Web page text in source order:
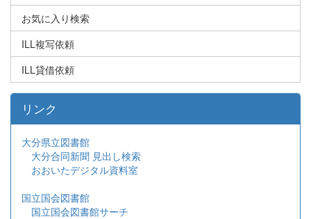
お気に入り検索
ILL複写依頼
ILL貸借依頼
リンク
大分県立図書館
大分合同新聞 見出し検索
おおいたデジタル資料室
国立国会図書館
国立国会図書館サーチ